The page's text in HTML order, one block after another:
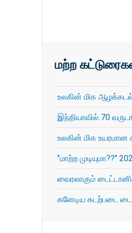
மற்ற
உலகின் மிக ஆழக்கடல்
இந்தியாவில் 70
உலகின் மிக
"மாற்ற முடியுமா??"
வைரலாகும்
கனேடிய கடற்படை